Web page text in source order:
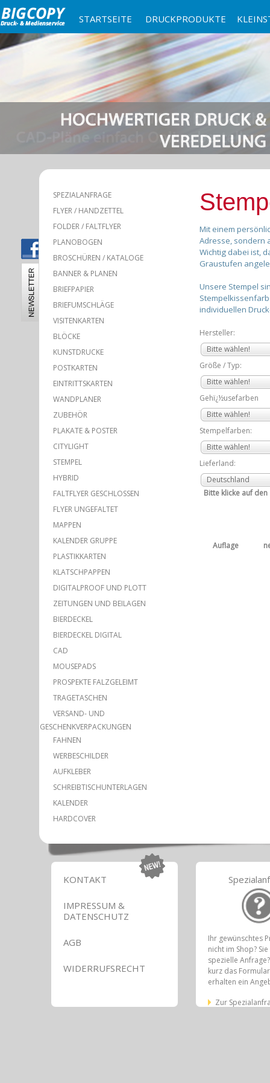
STARTSEITE DRUCKPRODUKTE
SPEZIALANFRAGE
FLYER / HANDZETTEL
FOLDER / FALTFLYER
PLANOBOGEN
BROSCHÜREN / KATALOGE
BANNER & PLANEN
BRIEFPAPIER
BRIEFUMSCHLÄGE
VISITENKARTEN
BLÖCKE
KUNSTDRUCKE
POSTKARTEN
EINTRITTSKARTEN
WANDPLANER
ZUBEHÖR
PLAKATE & POSTER
CITYLIGHT
STEMPEL
HYBRID
FALTFLYER GESCHLOSSEN
FLYER UNGEFALTET
MAPPEN
KALENDER GRUPPE
PLASTIKKARTEN
KLATSCHPAPPEN
DIGITALPROOF UND PLOTT
ZEITUNGEN UND BEILAGEN
BIERDECKEL
BIERDECKEL DIGITAL
CAD
MOUSEPADS
PROSPEKTE FALZGELEIMT
TRAGETASCHEN
VERSAND- UND
GESCHENKVERPACKUNGEN
FAHNEN
WERBESCHILDER
AUFKLEBER
SCHREIBTISCHUNTERLAGEN
KALENDER
HARDCOVER
Mit einem
Adresse, sondern
Wichtig dabei ist,
Graustufen
Unsere Stempel
individuellen
Hersteller:
Bitte wählen!
Größe / Typ:
Bitte wählen!
Gehï¿½usefarben
Bitte wählen!
Stempelfarben:
Bitte wählen!
Lieferland:
Deutschland
Bitte klicke auf
Auflage
KONTAKT
IMPRESSUM &
DATENSCHUTZ
AGB
WIDERRUFSRECHT
Ihr gewünschtes
nicht im Shop?
spezielle
kurz das
erhalten ein
Zur